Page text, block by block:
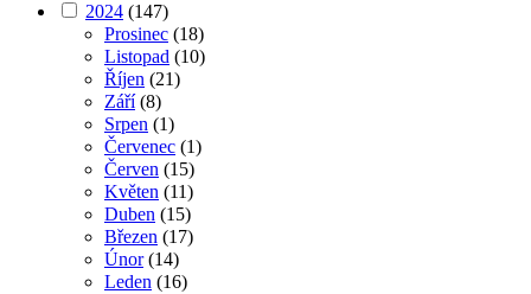
2024 (147)
Prosinec (18)
Listopad (10)
Říjen (21)
Září(8)
Srpen (1)
Červenec (1)
Červen (15)
Květen (11)
Duben (15)
Březen (17)
Únor(14)
Leden (16)